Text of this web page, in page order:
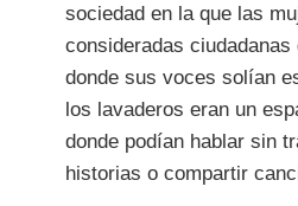
sociedad en la que las
consideradas ciudadanas
donde sus voces solían
los lavaderos eran un
donde podían hablar sin
historias o compartir